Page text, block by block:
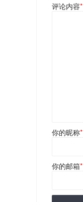
评论内容*
你的昵称*
你的邮箱*